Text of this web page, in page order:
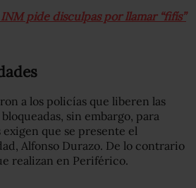
pide disculpas por llamar “fifís”
a los policías que liberen las
sin embargo, para
que se presente el
Alfonso Durazo. De lo contrario
realizan en Periférico.